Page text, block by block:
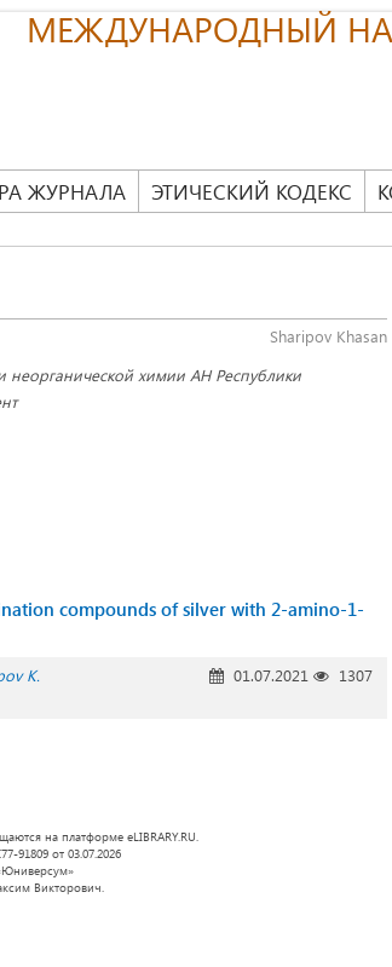
МЕЖДУНАРОДНЫЙ
ЖУРНАЛА ЭТИЧЕСКИЙ КОДЕКС
Sharipov Khasan
неорганической химии АН Республики
compounds of silver with 2-amino-1-
K. 01.07.2021
1307
на платформе eLIBRARY.RU.
от 03.07.2026
Викторович.